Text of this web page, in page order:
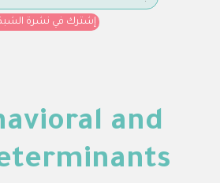
إشترك في نشرة
and